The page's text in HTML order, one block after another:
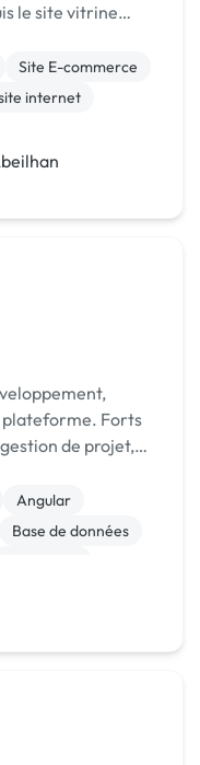
le site vitrine
et SQL
Site E-commerce
internet
end
plateforme. Forts
de projet,
Nous
Angular
Base de données